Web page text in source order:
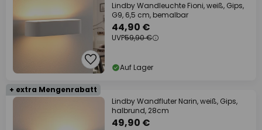
Lindby Wandleuchte Fioni, weiß, Gips,
G9, 6,5 cm, bemalbar
44,90 €
UVP59,90 €
Auf Lager
+ extra Mengenrabatt
Lindby Wandfluter Narin, weiß, Gips,
halbrund, 28cm
49,90 €